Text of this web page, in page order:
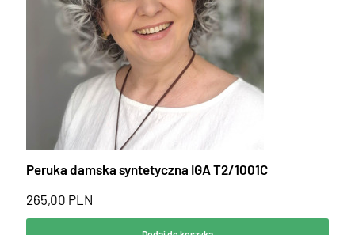
Peruka damska syntetyczna IGA T2/1001C
265,00 PLN